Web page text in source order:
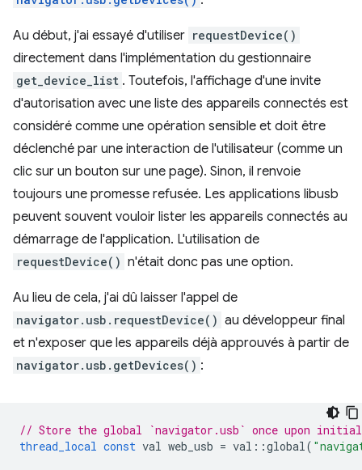
Au début, j'ai essayé d'utiliser requestDevice()
directement dans l'implémentation du gestionnaire
get_device_list . Toutefois, l'affichage d'une invite
d'autorisation avec une liste des appareils connectés est
considéré comme une opération sensible et doit être
déclenché par une interaction de l'utilisateur (comme un
clic sur un bouton sur une page). Sinon, il renvoie
toujours une promesse refusée. Les applications libusb
peuvent souvent vouloir lister les appareils connectés au
démarrage de l'application. L'utilisation de
requestDevice() n'était donc pas une option.
Au lieu de cela, j'ai dû laisser l'appel de
navigator.usb.requestDevice() au développeur final
et n'exposer que les appareils déjà approuvés à partir de
navigator.usb.getDevices() :
// Store the global `navigator.usb` once upon
thread_local const val web_usb = val ::global(